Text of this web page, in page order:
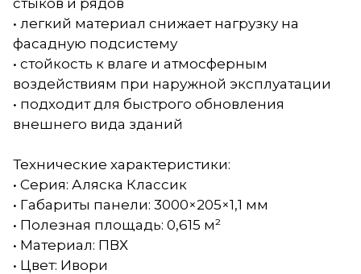
• легкий материал снижает нагрузку на
фасадную подсистему
• стойкость к влаге и атмосферным
воздействиям при наружной эксплуатации
• подходит для быстрого обновления
внешнего вида зданий
Технические характеристики:
• Серия: Аляска Классик
• Габариты панели: 3000×205×1,1 мм
• Полезная площадь: 0,615 м²
• Материал: ПВХ
• Цвет: Ивори